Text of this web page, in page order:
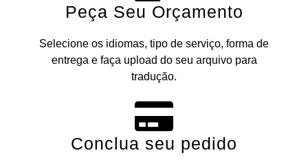
Peça Seu Orçamento
Selecione os idiomas, tipo de serviço, forma de
entrega e faça upload do seu arquivo para
tradução.
Conclua seu pedido